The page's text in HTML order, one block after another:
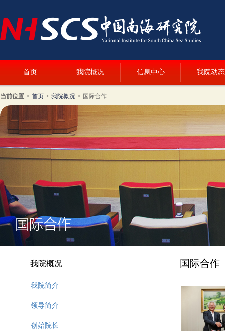
首页 我院概况 信息中心 我院动态
当前位置 > 首页 > 我院概况 > 国际合作
我院概况
我院简介
领导简介
创始院长
国际合作